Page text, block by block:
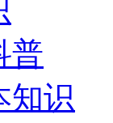
普
知识